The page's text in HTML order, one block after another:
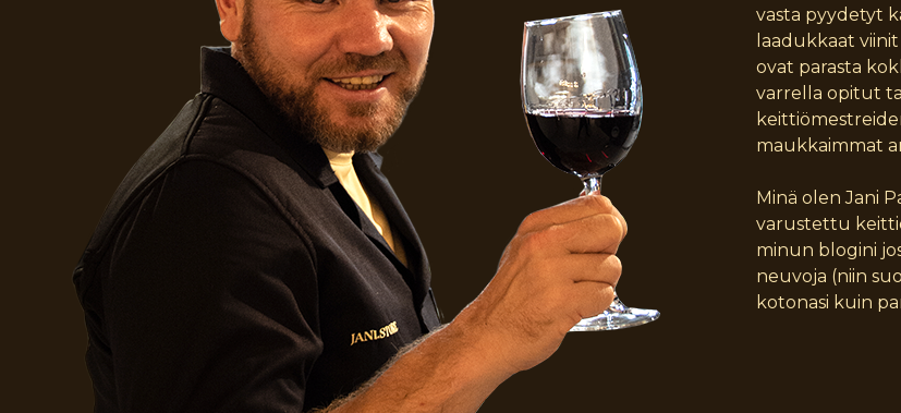
vasta pyydetyt
laadukkaat
ovat parasta
varrella opitut
maukkaimmat
Minä olen Jani
varustettu
minun blogini
neuvoja (niin
kotonasi kuin